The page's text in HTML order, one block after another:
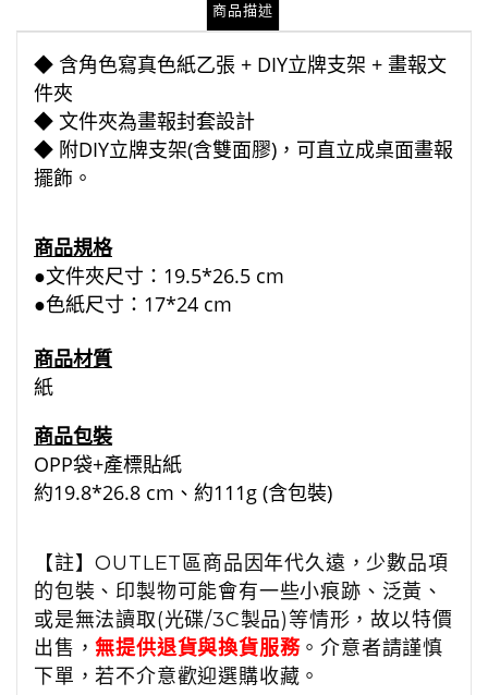
商品描述
◆ 含角色寫真色紙乙張 + DIY立牌支架 + 畫報文
件夾
◆ 文件夾為畫報封套設計
◆ 附DIY立牌支架(含雙面膠)，可直立成桌面畫報
擺飾。
商品規格
●文件夾尺寸：19.5*26.5 cm
●色紙尺寸：17*24 cm
商品材質
紙
商品包裝
OPP袋+產標貼紙
約19.8*26.8 cm、 約111g (含包裝)
【註】OUTLET區商品因年代久遠，少數品項
的包裝、印製物可能會有一些小痕跡、泛黃、
或是無法讀取(光碟/3C製品)等情形，故以特價
出售，無提供退貨與換貨服務。介意者請謹慎
下單，若不介意歡迎選購收藏。